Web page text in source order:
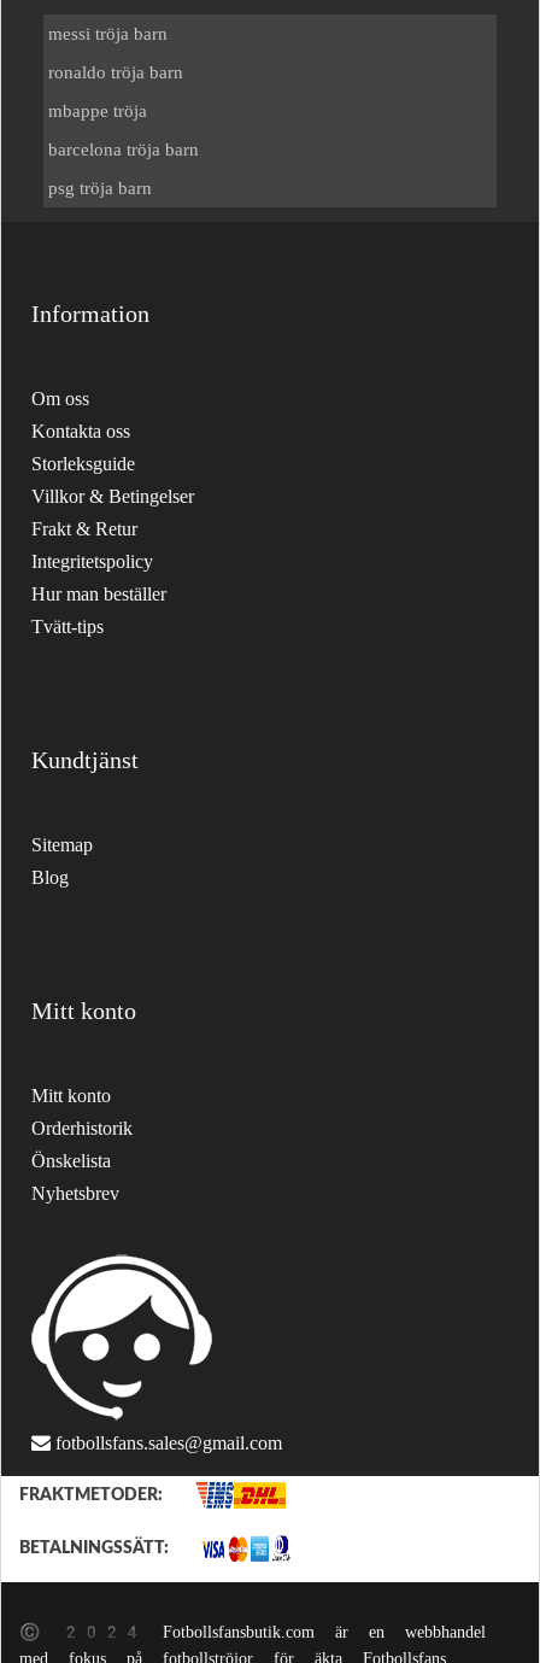
messi tröja barn
ronaldo tröja barn
mbappe tröja
barcelona tröja barn
psg tröja barn
Information
Om oss
Kontakta oss
Storleksguide
Villkor & Betingelser
Frakt & Retur
Integritetspolicy
Hur man beställer
Tvätt-tips
Kundtjänst
Sitemap
Blog
Mitt konto
Mitt konto
Orderhistorik
Önskelista
Nyhetsbrev
fotbollsfans.sales@gmail.com
FRAKTMETODER:
BETALNINGSSÄTT:
© 2024 Fotbollsfansbutik.com är en webbhandel
med fokus på fotbollströjor för äkta Fotbollsfans.